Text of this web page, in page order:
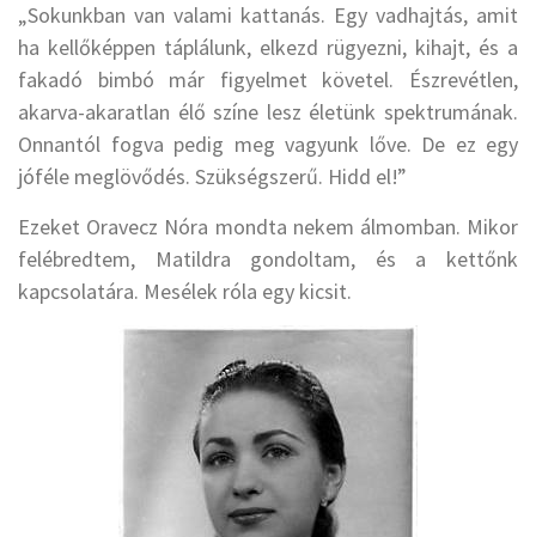
„Sokunkban van valami kattanás. Egy vadhajtás, amit
ha kellőképpen táplálunk, elkezd rügyezni, kihajt, és a
fakadó bimbó már figyelmet követel. Észrevétlen,
akarva-akaratlan élő színe lesz életünk spektrumának.
Onnantól fogva pedig meg vagyunk lőve. De ez egy
jóféle meglövődés. Szükségszerű. Hidd el!”
Ezeket Oravecz Nóra mondta nekem álmomban. Mikor
felébredtem, Matildra gondoltam, és a kettőnk
kapcsolatára. Mesélek róla egy kicsit.